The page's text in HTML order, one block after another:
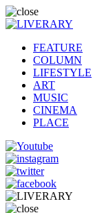
FEATURE
COLUMN
LIFESTYLE
ART
MUSIC
CINEMA
PLACE